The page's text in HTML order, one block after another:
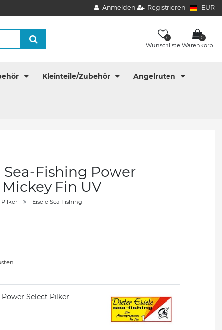
Anmelden Registrieren EUR
0
Wunschliste
0
Warenkorb
Kleinteile/Zubehör Angelruten
Sea-Fishing Power
Fin UV
Pilker Eisele Sea Fishing
Select Pilker